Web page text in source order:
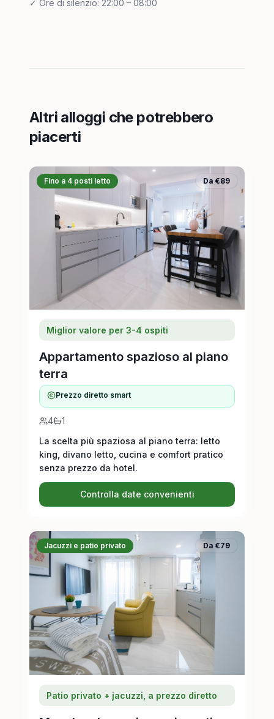
✓ Ore di silenzio: 22:00 – 08:00
Altri alloggi che potrebbero
piacerti
Fino a 4 posti letto Da €89
Miglior valore per 3-4 ospiti
Appartamento spazioso al piano
terra
Prezzo diretto smart
4
1
La scelta più spaziosa al piano terra: letto
king, divano letto, cucina e comfort pratico
senza prezzo da hotel.
Controlla date convenienti
Jacuzzi e patio privato Da €79
Patio privato + jacuzzi, a prezzo diretto